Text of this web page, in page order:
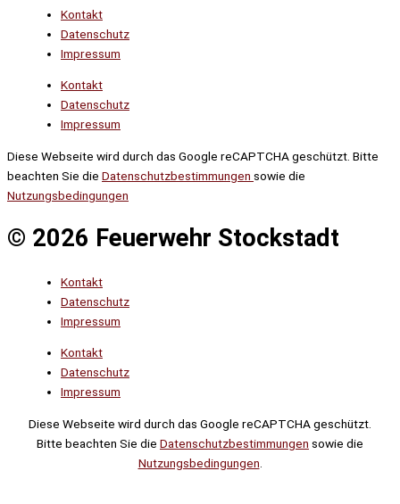
Kontakt
Datenschutz
Impressum
Kontakt
Datenschutz
Impressum
Diese Webseite wird durch das Google reCAPTCHA geschützt. Bitte
beachten Sie die Datenschutzbestimmungen sowie die
Nutzungsbedingungen
© 2026 Feuerwehr Stockstadt
Kontakt
Datenschutz
Impressum
Kontakt
Datenschutz
Impressum
Diese Webseite wird durch das Google reCAPTCHA geschützt.
Bitte beachten Sie die Datenschutzbestimmungen sowie die
Nutzungsbedingungen